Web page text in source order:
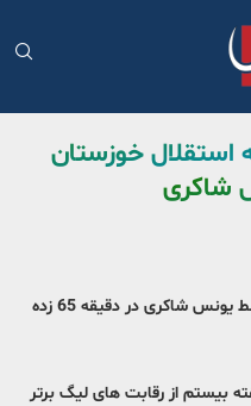
استقلال خوزستان
شاکری
گل اول هوادار به استقلال خوزستان توسط یونس شاکری در دقیقه 65 زده
بیستم از رقابت های لیگ برتر